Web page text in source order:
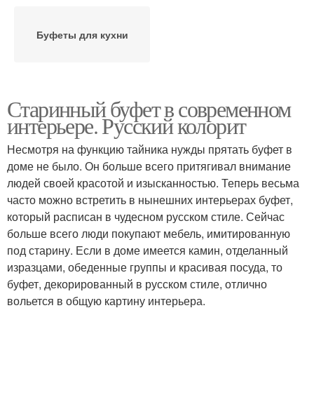
Буфеты для кухни
Старинный буфет в современном
интерьере. Русский колорит
Несмотря на функцию тайника нужды прятать буфет в
доме не было. Он больше всего притягивал внимание
людей своей красотой и изысканностью. Теперь весьма
часто можно встретить в нынешних интерьерах буфет,
который расписан в чудесном русском стиле. Сейчас
больше всего люди покупают мебель, имитированную
под старину. Если в доме имеется камин, отделанный
изразцами, обеденные группы и красивая посуда, то
буфет, декорированный в русском стиле, отлично
вольется в общую картину интерьера.